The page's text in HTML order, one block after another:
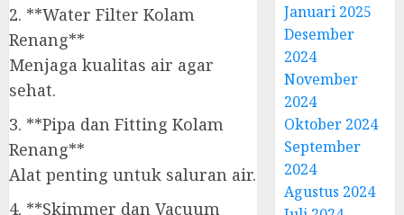
2. **Water Filter Kolam
Renang**
Menjaga kualitas air agar
sehat.
3. **Pipa dan Fitting Kolam
Renang**
Alat penting untuk saluran air.
4. **Skimmer dan Vacuum
Januari 2025
Desember
2024
November
2024
Oktober 2024
September
2024
Agustus 2024